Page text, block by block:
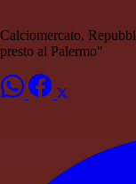
Calciomercato,
presto al Palermo"